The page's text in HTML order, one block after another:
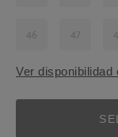
46 47
Ver disponibilidad